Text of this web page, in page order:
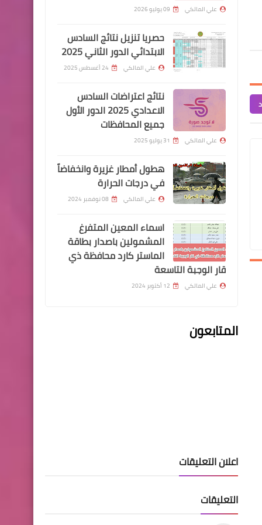
انترنت مجاني للطلبة!
اسماء االرعاية الاجتماعية
تم_فتح_النافذة_الالكترونية
لتقديم طلبات ذوي الإعاقة
التالية
اسماء االرعاية الاجتماعية
وزير العمل: لا يوجد لحد الان
قرار بإحداث تغيير او تخفيض
رواتب الموظفين رغم انخفاض
الموازنة لعام ٢٠٢٠، والحكومة
تتجه نحو تعظيم الموارد.
اخبار العامة
(الطبية والصحية والتمريضية)
#رمضان_كريم جدول بأسماء
الدوائر التي تم رفع راتبها لهذا
علي المالكي 09 يوليو 2026
حصريا تنزيل نتائج السادس
الابتدائي الدور الثاني 2025
علي المالكي 24 أغسطس 2025
نتائج اعتراضات السادس
الاعدادي 2025 الدور الأول
جميع المحافظات
علي المالكي 31 يوليو 2025
هطول أمطار غزيرة وانخفاضاً
في درجات الحرارة
علي المالكي 08 نوفمبر 2024
اسماء المعين المتفرغ
المشمولين باصدار بطاقة
الماستر كارد محافظة ذي
قار الوجبة التاسعة
علي المالكي 12 أكتوبر 2024
المتابعون
اعلان التعليقات
التعليقات